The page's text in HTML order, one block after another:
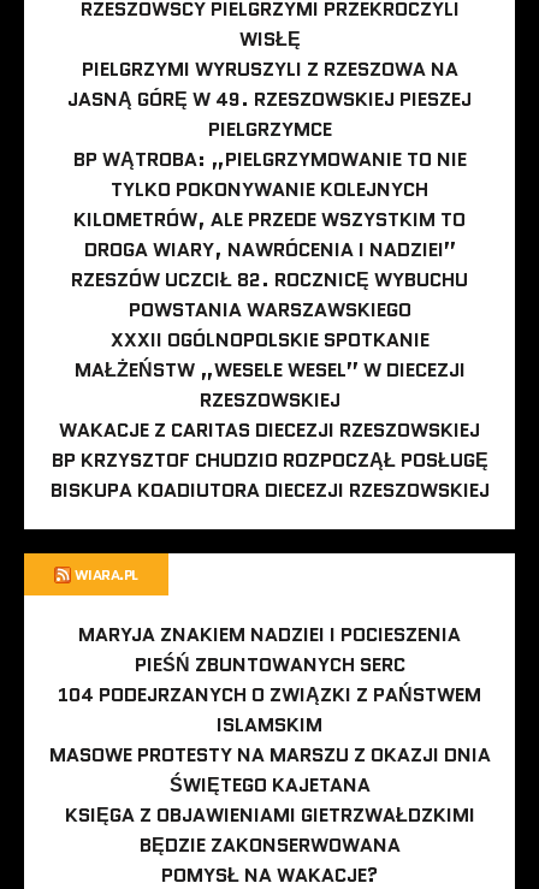
RZESZOWSCY PIELGRZYMI PRZEKROCZYLI
WISŁĘ
PIELGRZYMI WYRUSZYLI Z RZESZOWA NA
JASNĄ GÓRĘ W 49. RZESZOWSKIEJ PIESZEJ
PIELGRZYMCE
BP WĄTROBA: „PIELGRZYMOWANIE TO NIE
TYLKO POKONYWANIE KOLEJNYCH
KILOMETRÓW, ALE PRZEDE WSZYSTKIM TO
DROGA WIARY, NAWRÓCENIA I NADZIEI”
RZESZÓW UCZCIŁ 82. ROCZNICĘ WYBUCHU
POWSTANIA WARSZAWSKIEGO
XXXII OGÓLNOPOLSKIE SPOTKANIE
MAŁŻEŃSTW „WESELE WESEL” W DIECEZJI
RZESZOWSKIEJ
WAKACJE Z CARITAS DIECEZJI RZESZOWSKIEJ
BP KRZYSZTOF CHUDZIO ROZPOCZĄŁ POSŁUGĘ
BISKUPA KOADIUTORA DIECEZJI RZESZOWSKIEJ
WIARA.PL
MARYJA ZNAKIEM NADZIEI I POCIESZENIA
PIEŚŃ ZBUNTOWANYCH SERC
104 PODEJRZANYCH O ZWIĄZKI Z PAŃSTWEM
ISLAMSKIM
MASOWE PROTESTY NA MARSZU Z OKAZJI DNIA
ŚWIĘTEGO KAJETANA
KSIĘGA Z OBJAWIENIAMI GIETRZWAŁDZKIMI
BĘDZIE ZAKONSERWOWANA
POMYSŁ NA WAKACJE?